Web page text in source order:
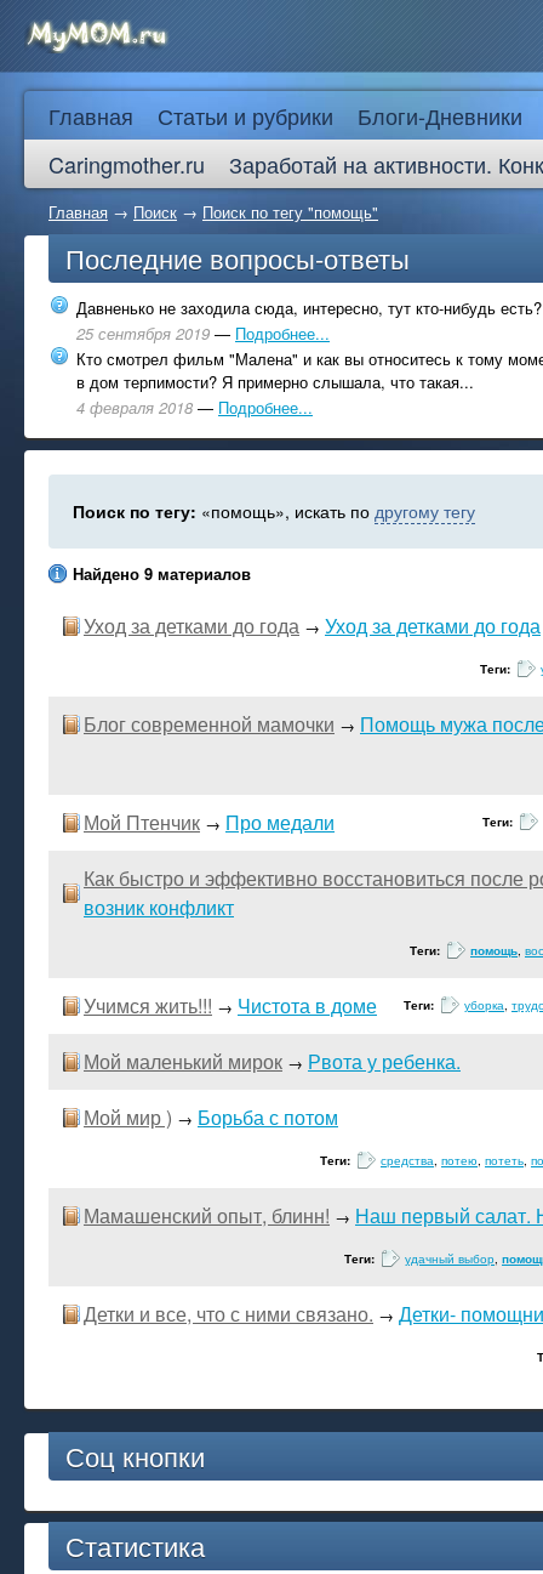
Главная Статьи и рубрики
Блоги-Дневники
Caringmother.ru
Заработай на активности.
Главная → Поиск → Поиск по тегу "помощь"
Последние вопросы-ответы
Давненько не заходила сюда, интересно, тут кто-нибудь есть?
25 сентября 2019 — Подробнее...
Кто смотрел фильм "Малена" и как вы относитесь к тому
в дом терпимости? Я примерно слышала, что такая...
4 февраля 2018 — Подробнее...
Поиск по тегу: «помощь», искать по другому тегу
Найдено 9 материалов
Уход за детками до года → Уход за детками до года
Теги:
Блог современной мамочки → Помощь мужа
Мой Птенчик → Про медали Теги:
Как быстро и эффективно восстановиться после
возник конфликт
Теги: помощь,
Учимся жить!!! → Чистота в доме Теги: уборка,
Мой маленький мирок → Рвота у ребенка.
Мой мир ) → Борьба с потом
Теги: средства, потею, потеть,
Мамашенский опыт, блинн! → Наш первый салат.
Теги: удачный выбор,
Детки и все, что с ними связано. → Детки-
Соц кнопки
Статистика